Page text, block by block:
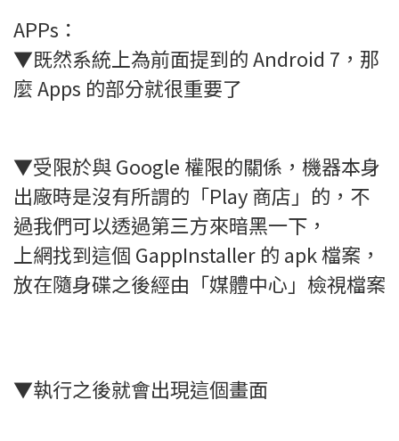
APPs：
▼既然系統上為前面提到的 Android 7，那
麼 Apps 的部分就很重要了
▼受限於與 Google 權限的關係，機器本身
出廠時是沒有所謂的「Play 商店」的，不
過我們可以透過第三方來暗黑一下，
上網找到這個 GappInstaller 的 apk 檔案，
放在隨身碟之後經由「媒體中心」檢視檔案
▼執行之後就會出現這個畫面